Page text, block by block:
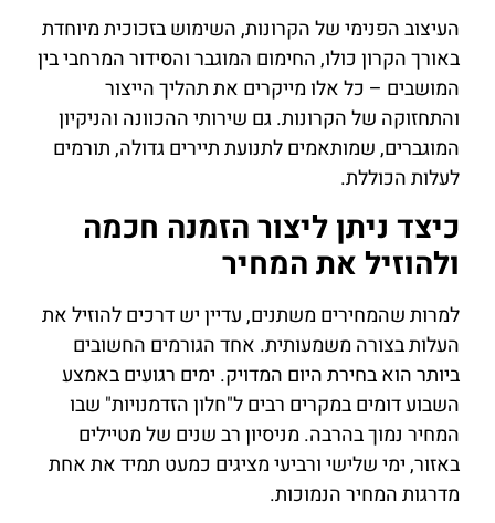
העיצוב הפנימי של הקרונות, השימוש בזכוכית מיוחדת
באורך הקרון כולו, החימום המוגבר והסידור המרחבי בין
המושבים – כל אלו מייקרים את תהליך הייצור
והתחזוקה של הקרונות. גם שירותי ההכוונה והניקיון
המוגברים, שמותאמים לתנועת תיירים גדולה, תורמים
לעלות הכוללת.
כיצד ניתן ליצור הזמנה חכמה
ולהוזיל את המחיר
למרות שהמחירים משתנים, עדיין יש דרכים להוזיל את
העלות בצורה משמעותית. אחד הגורמים החשובים
ביותר הוא בחירת היום המדויק. ימים רגועים באמצע
השבוע דומים במקרים רבים ל"חלון הזדמנויות" שבו
המחיר נמוך בהרבה. מניסיון רב שנים של מטיילים
באזור, ימי שלישי ורביעי מציגים כמעט תמיד את אחת
מדרגות המחיר הנמוכות.